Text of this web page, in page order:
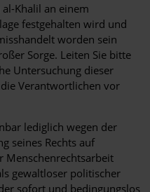
Khalil an einem
festgehalten wird und
worden sein
Sorge. Leiten Sie bitte
Untersuchung dieser
Verantwortlichen vor
lediglich wegen der
seines Rechts auf
Menschenrechtsarbeit
gewaltloser politischer
sofort und bedingungslos